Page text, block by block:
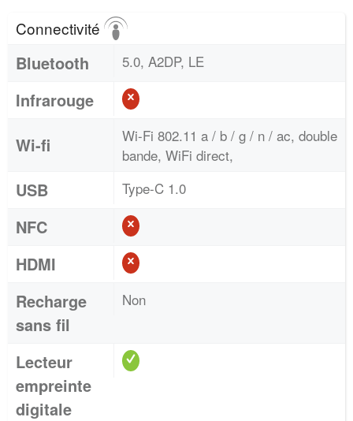
Connectivité
Bluetooth 5.0, A2DP, LE
Infrarouge
Wi-fi
Wi-Fi 802.11 a / b / g / n / ac, double
bande, WiFi direct,
USB Type-C 1.0
NFC
HDMI
Recharge
sans fil
Non
Lecteur
empreinte
digitale